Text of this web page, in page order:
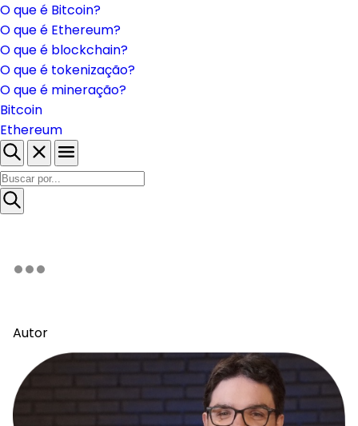
O que é Bitcoin?
O que é Ethereum?
O que é blockchain?
O que é tokenização?
O que é mineração?
Bitcoin
Ethereum
Autor